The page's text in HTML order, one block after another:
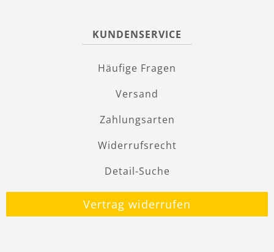
KUNDENSERVICE
Häufige Fragen
Versand
Zahlungsarten
Widerrufsrecht
Detail-Suche
Vertrag widerrufen